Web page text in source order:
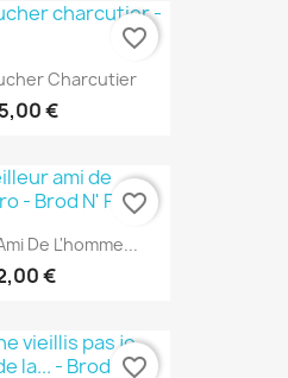
Charcutier
€
favorite_border
De L'homme...
€
favorite_border
favorite_border